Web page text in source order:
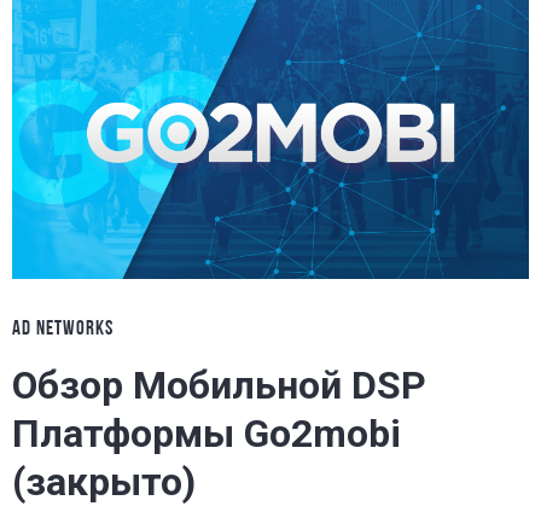
AD NETWORKS
Обзор Мобильной DSP
Платформы Go2mobi
(закрыто)